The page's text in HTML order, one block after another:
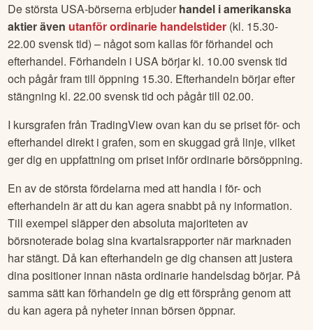
De största USA-börserna erbjuder handel i amerikanska
aktier även utanför ordinarie handelstider (kl. 15.30-
22.00 svensk tid) – något som kallas för förhandel och
efterhandel. Förhandeln i USA börjar kl. 10.00 svensk tid
och pågår fram till öppning 15.30. Efterhandeln börjar efter
stängning kl. 22.00 svensk tid och pågår till 02.00.
I kursgrafen från TradingView ovan kan du se priset för- och
efterhandel direkt i grafen, som en skuggad grå linje, vilket
ger dig en uppfattning om priset inför ordinarie börsöppning.
En av de största fördelarna med att handla i för- och
efterhandeln är att du kan agera snabbt på ny information.
Till exempel släpper den absoluta majoriteten av
börsnoterade bolag sina kvartalsrapporter när marknaden
har stängt. Då kan efterhandeln ge dig chansen att justera
dina positioner innan nästa ordinarie handelsdag börjar. På
samma sätt kan förhandeln ge dig ett försprång genom att
du kan agera på nyheter innan börsen öppnar.